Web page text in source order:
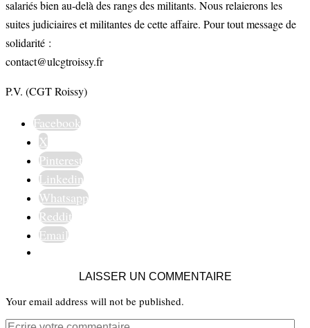
salariés bien au-delà des rangs des militants. Nous relaierons les
suites judiciaires et militantes de cette affaire. Pour tout message de
solidarité :
contact@ulcgtroissy.fr
P.V. (CGT Roissy)
Facebook
X
Pinterest
Linkedin
Whatsapp
Reddit
Email
LAISSER UN COMMENTAIRE
Your email address will not be published.